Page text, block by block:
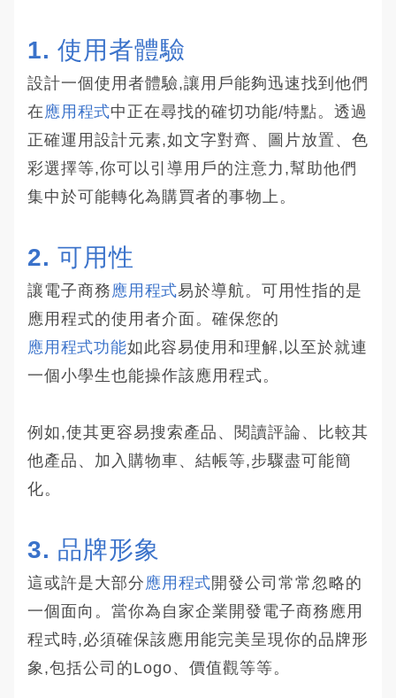
1. 使用者體驗
設計一個使用者體驗,讓用戶能夠迅速找到他們
在 應用程式中正在尋找的確切功能/特點。透過
正確運用設計元素,如文字對齊、圖片放置、色
彩選擇等,你可以引導用戶的注意力,幫助他們
集中於可能轉化為購買者的事物上。
2. 可用性
讓電子商務 應用程式易於導航。可用性指的是
應用程式的使用者介面。確保您的
應用程式功能如此容易使用和理解,以至於就連
一個小學生也能操作該應用程式。
例如,使其更容易搜索產品、閱讀評論、比較其
他產品、加入購物車、結帳等,步驟盡可能簡
化。
3. 品牌形象
這或許是大部分 應用程式開發公司常常忽略的
一個面向。當你為自家企業開發電子商務應用
程式時,必須確保該應用能完美呈現你的品牌形
象,包括公司的Logo、價值觀等等。